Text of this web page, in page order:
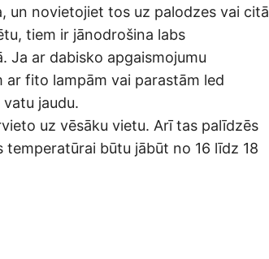
un novietojiet tos uz palodzes vai citā
tiem ir jānodrošina labs
Ja ar dabisko apgaismojumu
fito lampām vai parastām led
jaudu.
uz vēsāku vietu. Arī tas palīdzēs
būtu jābūt no 16 līdz 18